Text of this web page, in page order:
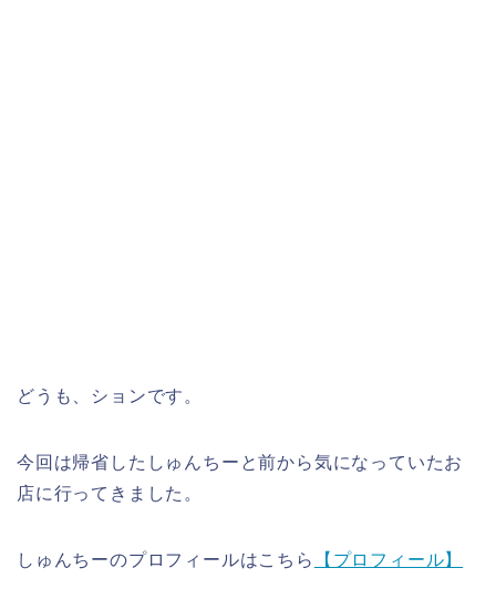
どうも、ションです。
今回は帰省したしゅんちーと前から気になっていたお
店に行ってきました。
しゅんちーのプロフィールはこちら 【プロフィール】